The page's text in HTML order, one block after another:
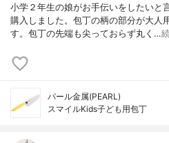
小学２年生の娘がお手伝いをしたいと
購入しました。包丁の柄の部分が大人
す。包丁の先端も尖っておらず丸く…
パール金属(PEARL)
スマイルKids子ども用包丁